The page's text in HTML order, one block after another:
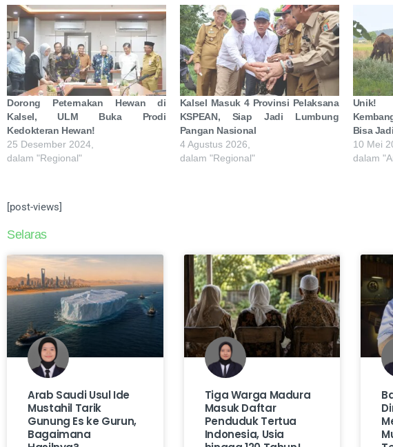
Dorong Peternakan Hewan di
Kalsel, ULM Buka Prodi
Kedokteran Hewan!
25 Desember 2024,
dalam "Regional"
Kalsel Masuk 4 Provinsi Pelaksana
KSPEAN, Siap Jadi Lumbung
Pangan Nasional
4 Agustus 2026,
dalam "Regional"
Unik!
Bisa
10 Mei
dalam
[post-views]
Selaras
Arab Saudi Usul Ide
Mustahil Tarik
Gunung Es ke Gurun,
Bagaimana
Tiga Warga Madura
Masuk Daftar
Penduduk Tertua
Indonesia, Usia